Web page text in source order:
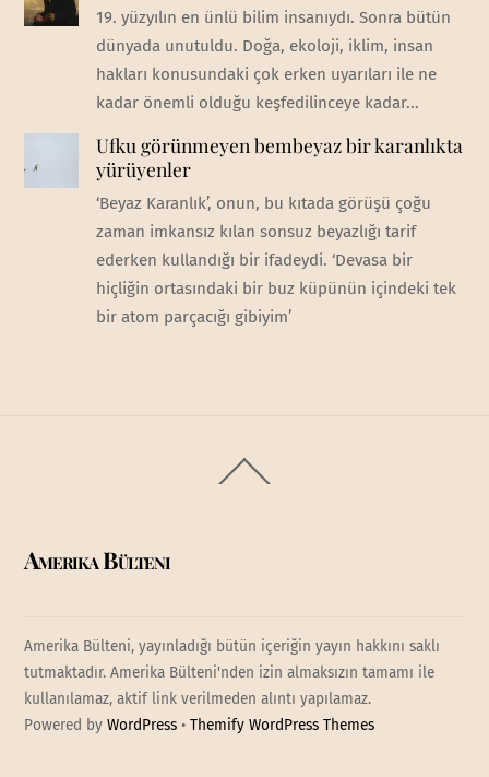
19. yüzyılın en ünlü bilim insanıydı. Sonra bütün
dünyada unutuldu. Doğa, ekoloji, iklim, insan
hakları konusundaki çok erken uyarıları ile ne
kadar önemli olduğu keşfedilinceye kadar...
Ufku görünmeyen bembeyaz bir karanlıkta
yürüyenler
‘Beyaz Karanlık’, onun, bu kıtada görüşü çoğu
zaman imkansız kılan sonsuz beyazlığı tarif
ederken kullandığı bir ifadeydi. ‘Devasa bir
hiçliğin ortasındaki bir buz küpünün içindeki tek
bir atom parçacığı gibiyim’
To
Amerika Bülteni
Amerika Bülteni, yayınladığı bütün içeriğin yayın hakkını saklı
tutmaktadır. Amerika Bülteni'nden izin almaksızın tamamı ile
kullanılamaz, aktif link verilmeden alıntı yapılamaz.
Powered byWordPress •Themify WordPress Themes